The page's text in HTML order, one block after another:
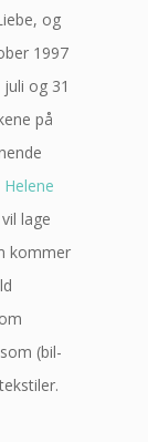
og
1997
og 31
på
Helene
vil lage
kommer
(bil-